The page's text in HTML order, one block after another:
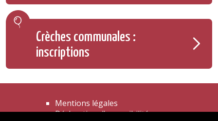
Crèches communales :
inscriptions
Mentions légales
Déclaration d'accessibilité